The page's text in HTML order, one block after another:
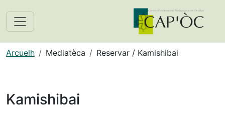
Arcuelh Mediatèca Reservar / Kamishibai
Kamishibai